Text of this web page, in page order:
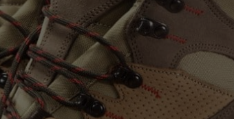
Economie
Entreprises
Taxes de séjour et
d’hébergement
Energie